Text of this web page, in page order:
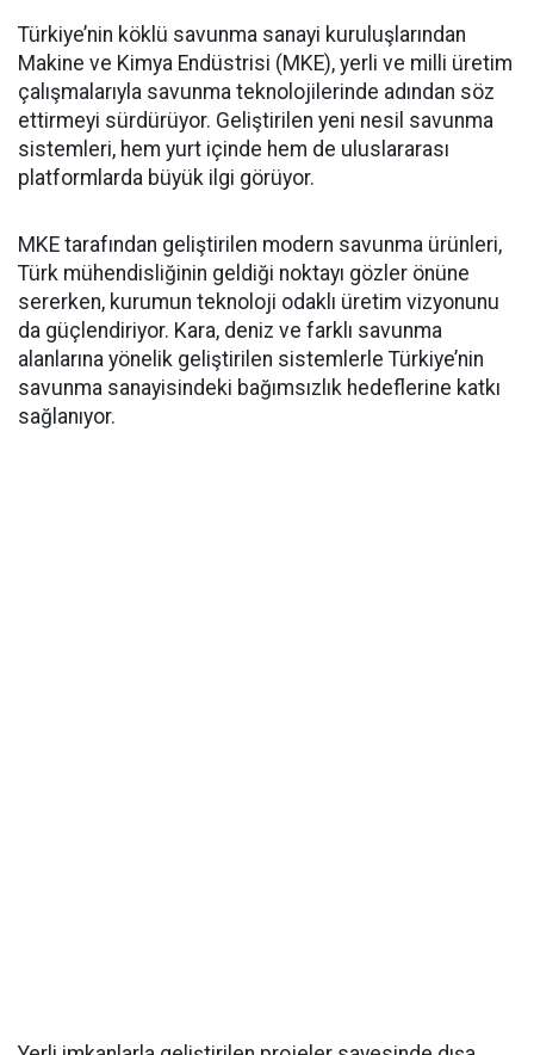
Türkiye’nin köklü savunma sanayi kuruluşlarından
Makine ve Kimya Endüstrisi (MKE), yerli ve milli üretim
çalışmalarıyla savunma teknolojilerinde adından söz
ettirmeyi sürdürüyor. Geliştirilen yeni nesil savunma
sistemleri, hem yurt içinde hem de uluslararası
platformlarda büyük ilgi görüyor.
MKE tarafından geliştirilen modern savunma ürünleri,
Türk mühendisliğinin geldiği noktayı gözler önüne
sererken, kurumun teknoloji odaklı üretim vizyonunu
da güçlendiriyor. Kara, deniz ve farklı savunma
alanlarına yönelik geliştirilen sistemlerle Türkiye’nin
savunma sanayisindeki bağımsızlık hedeflerine katkı
sağlanıyor.